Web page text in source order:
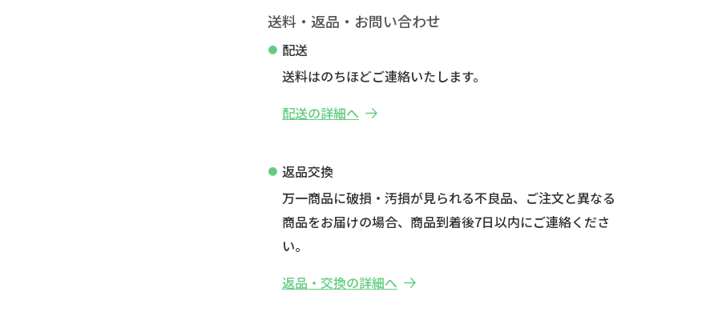
送料・返品・お問い合わせ
配送
送料はのちほどご連絡いたします。
配送の詳細へ
返品交換
万一商品に破損・汚損が見られる不良品、ご注文と異なる
商品をお届けの場合、商品到着後7日以内にご連絡くださ
い。
返品・交換の詳細へ